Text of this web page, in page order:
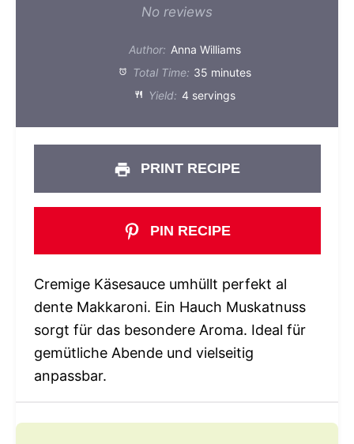
Stars
Stars
Star
No reviews
Author: Anna Williams
Total Time: 35 minutes
Yield: 4 servings
PRINT RECIPE
PIN RECIPE
Cremige Käsesauce umhüllt perfekt al
dente Makkaroni. Ein Hauch Muskatnuss
sorgt für das besondere Aroma. Ideal für
gemütliche Abende und vielseitig
anpassbar.